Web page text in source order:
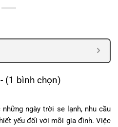
(1 bình chọn)
ngày trời se lạnh, nhu cầu
yếu đối với mỗi gia đình. Việc